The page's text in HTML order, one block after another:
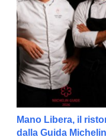
Mano Libera, il
dalla Guida Michelin